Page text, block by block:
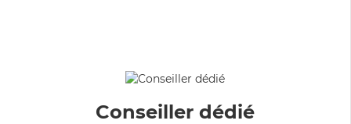
Conseiller dédié